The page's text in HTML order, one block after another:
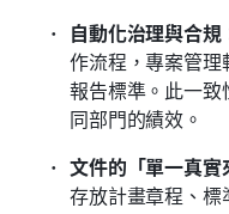
自動化治理與合規
作流程，專案管
報告標準。此一
同部門的績效。
文件的「單一真實
存放計畫章程、